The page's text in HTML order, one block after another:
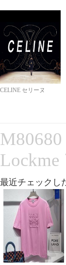
CELINE セリーヌ
最近チェックし